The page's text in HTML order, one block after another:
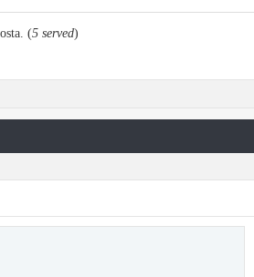
(5 served)